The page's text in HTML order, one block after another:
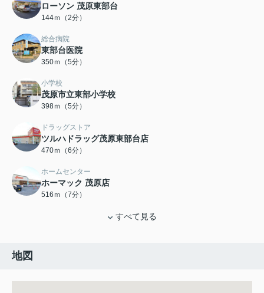
ローソン 茂原東部台
144ｍ（2分）
総合病院
東部台医院
350ｍ（5分）
小学校
茂原市立東部小学校
398ｍ（5分）
ドラッグストア
ツルハドラッグ茂原東部台店
470ｍ（6分）
ホームセンター
ホーマック 茂原店
516ｍ（7分）
すべて見る
地図